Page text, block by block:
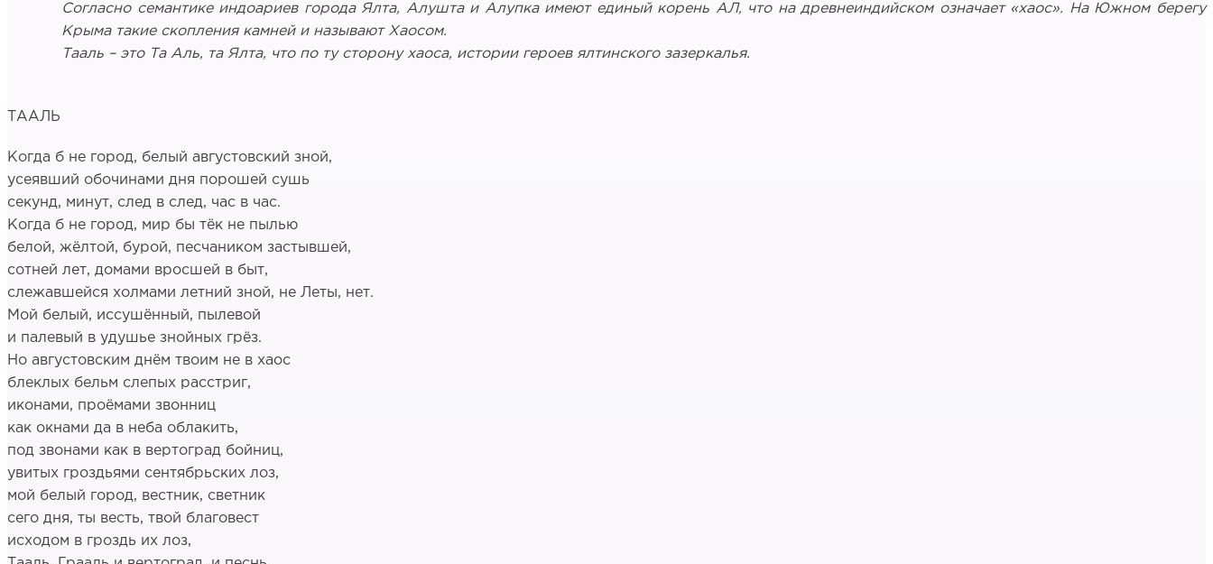
Согласно семантике индоариев города Ялта, Алушта и Алупка имеют единый корень АЛ, что на древнеиндийском означает «хаос». На Южном берегу
Крыма такие скопления камней и называют Хаосом.
Тааль – это Та Аль, та Ялта, что по ту сторону хаоса, истории героев ялтинского зазеркалья.
ТААЛЬ
Когда б не город, белый августовский зной,
усеявший обочинами дня порошей сушь
секунд, минут, след в след, час в час.
Когда б не город, мир бы тёк не пылью
белой, жёлтой, бурой, песчаником застывшей,
сотней лет, домами вросшей в быт,
слежавшейся холмами летний зной, не Леты, нет.
Мой белый, иссушённый, пылевой
и палевый в удушье знойных грёз.
Но августовским днём твоим не в хаос
блеклых бельм слепых расстриг,
иконами, проёмами звонниц
как окнами да в неба облакить,
под звонами как в вертоград бойниц,
увитых гроздьями сентябрьских лоз,
мой белый город, вестник, светник
сего дня, ты весть, твой благовест
исходом в гроздь их лоз,